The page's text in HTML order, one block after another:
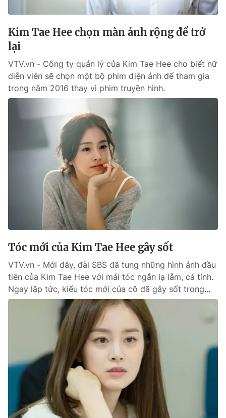
Tư vấn
Chuyên mục khác
Emagazine
Photo Infographic
VTV Money VTV Thể thao
VTV Sức khoẻ Bất động sản
Thị trường 24h Tấm lòng Việt
VTV4 Vươn mình bằng AI
Liên hệ tòa soạn English
Theo dõi báo trên
Cơ quan chủ quản:Đài Truyền hình Việt Nam
Cơ quan báo chí:Thời báo VTV
Kim Tae Hee chọn màn ảnh rộng để trở
lại
VTV.vn - Công ty quản lý của Kim Tae Hee cho biết nữ
diễn viên sẽ chọn một bộ phim điện ảnh để tham gia
trong năm 2016 thay vì phim truyền hình.
Tóc mới của Kim Tae Hee gây sốt
VTV.vn - Mới đây, đài SBS đã tung những hình ảnh đầu
tiên của Kim Tae Hee với mái tóc ngắn lạ lẫm, cá tính.
Ngay lập tức, kiểu tóc mới của cô đã gây sốt trong...